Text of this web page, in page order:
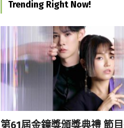
Trending Right Now!
第61屆金鐘獎頒獎典禮 節